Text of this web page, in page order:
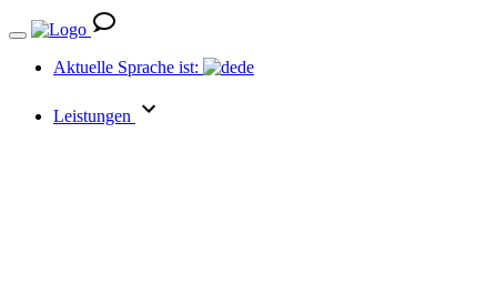
Aktuelle Sprache ist: de
Leistungen